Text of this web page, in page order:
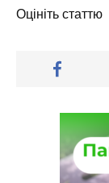
Оцініть статтю